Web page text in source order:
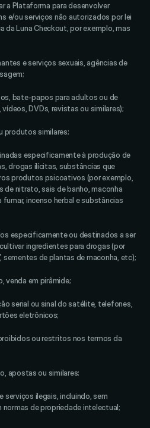
a Plataforma para desenvolver
e/ou serviços não autorizados por lei
da Luna Checkout, por exemplo, mas
e serviços sexuais, agências de
bate-papos para adultos ou de
DVDs, revistas ou similares);
produtos similares;
especificamente à produção de
drogas ilícitas, substâncias que
produtos psicoativos (por exemplo,
de nitrato, sais de banho, maconha
incenso herbal e substâncias
especificamente ou destinados a ser
ingredientes para drogas (por
sementes de plantas de maconha, etc);
venda em pirâmide;
serial ou sinal do satélite, telefones,
eletrônicos;
ou restritos nos termos da
apostas ou similares;
serviços ilegais, incluindo, sem
normas de propriedade intelectual;